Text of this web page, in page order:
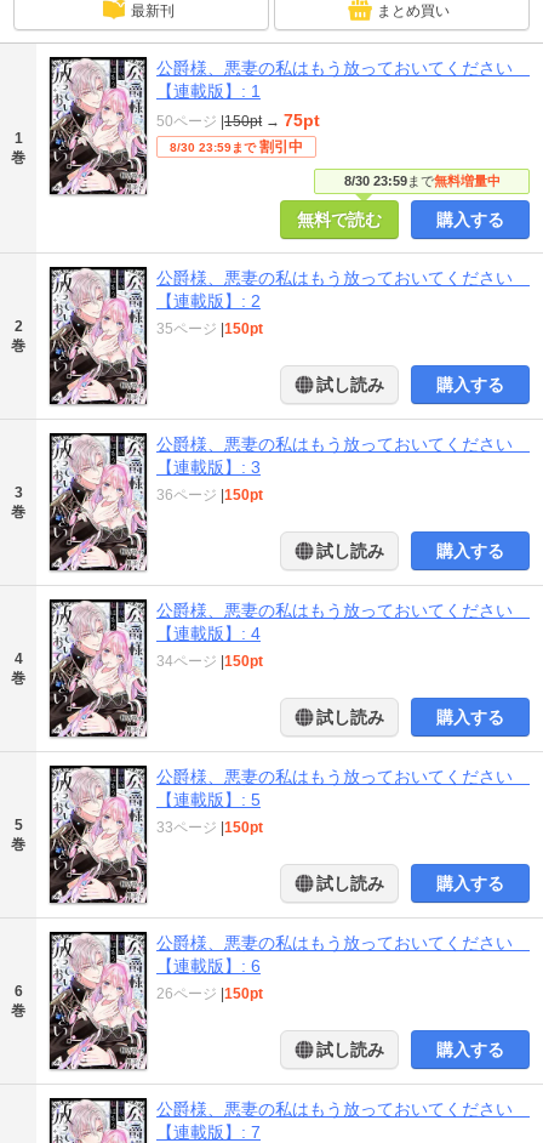
最新刊 まとめ買い
1
巻
公爵様、悪妻の私はもう放っておいてください
【連載版】: 1
8/30 23:59まで無料増量中
50ページ |150pt → 75pt
8/30 23:59まで 割引中
無料で読む 購入する
2
巻
公爵様、悪妻の私はもう放っておいてください
【連載版】: 2
35ページ |150pt
試し読み 購入する
3
巻
公爵様、悪妻の私はもう放っておいてください
【連載版】: 3
36ページ |150pt
試し読み 購入する
4
巻
公爵様、悪妻の私はもう放っておいてください
【連載版】: 4
34ページ |150pt
試し読み 購入する
5
巻
公爵様、悪妻の私はもう放っておいてください
【連載版】: 5
33ページ |150pt
試し読み 購入する
6
巻
公爵様、悪妻の私はもう放っておいてください
【連載版】: 6
26ページ |150pt
試し読み 購入する
公爵様、悪妻の私はもう放っておいてください
【連載版】: 7